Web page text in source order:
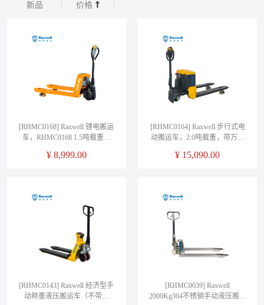
新品 价格
[RHMC0168] Raxwell 锂电搬运
车，RHMC0168 1.5吨载重，
¥ 8,999.00
[RHMC0164] Raxwell 步行式电
动搬运车，2.0吨载重，带万向
¥ 15,090.00
[RHMC0143] Raxwell 经济型手
动称重液压搬运车（不带打
[RHMC0039] Raxwell
2000Kg304不锈钢手动液压搬运